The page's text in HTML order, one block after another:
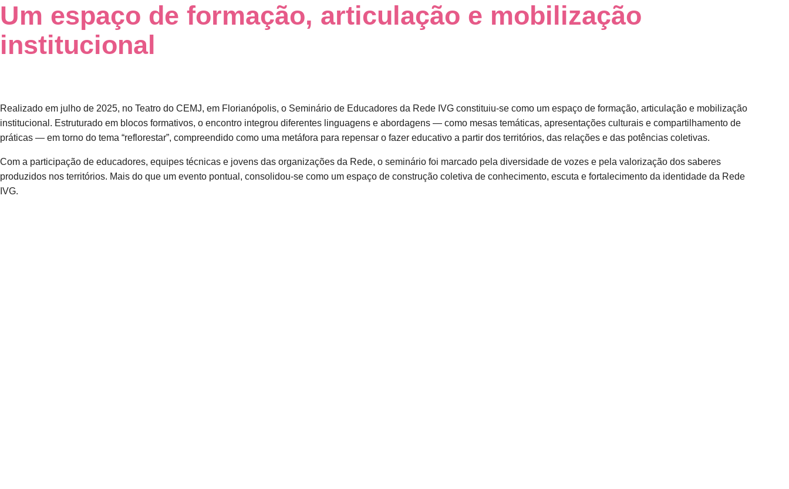
Um espaço de formação, articulação e mobilização
institucional
Realizado em julho de 2025, no Teatro do CEMJ, em Florianópolis, o Seminário de Educadores da Rede IVG constituiu-se como um espaço de formação, articulação e mobilização
institucional. Estruturado em blocos formativos, o encontro integrou diferentes linguagens e abordagens — como mesas temáticas, apresentações culturais e compartilhamento de
práticas — em torno do tema “reflorestar”, compreendido como uma metáfora para repensar o fazer educativo a partir dos territórios, das relações e das potências coletivas.
Com a participação de educadores, equipes técnicas e jovens das organizações da Rede, o seminário foi marcado pela diversidade de vozes e pela valorização dos saberes
produzidos nos territórios. Mais do que um evento pontual, consolidou-se como um espaço de construção coletiva de conhecimento, escuta e fortalecimento da identidade da Rede
IVG.